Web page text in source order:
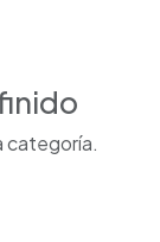
categoría.